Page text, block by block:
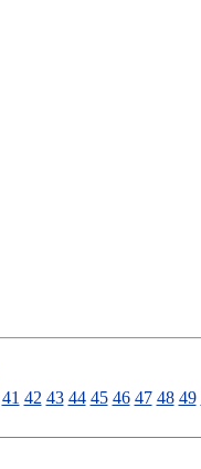
41 42 43 44 45 46 47 48 49